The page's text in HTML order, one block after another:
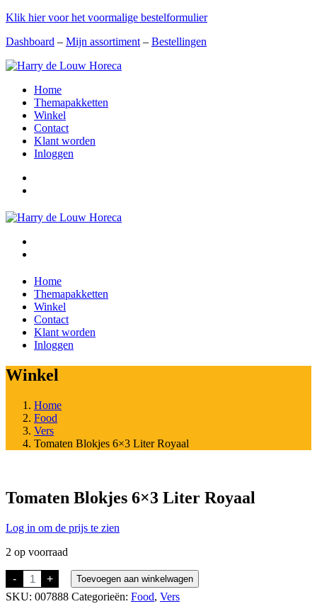
Klik hier voor het voormalige bestelformulier
Dashboard – Mijn assortiment – Bestellingen
Home
Themapakketten
Winkel
Contact
Klant worden
Inloggen
Home
Themapakketten
Winkel
Contact
Klant worden
Inloggen
Winkel
Home
Food
Vers
Tomaten Blokjes 6×3 Liter Royaal
Tomaten Blokjes 6×3 Liter Royaal
Log in om de prijs te zien
2 op voorraad
- Tomaten
Blokjes
6x3
+ Toevoegen aan winkelwagen
SKU: 007888 Categorieën: Food, Vers